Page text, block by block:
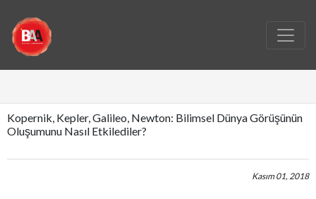
Kopernik, Kepler, Galileo, Newton: Bilimsel Dünya Görüşünün
Oluşumunu Nasıl Etkilediler?
Kasım 01, 2018